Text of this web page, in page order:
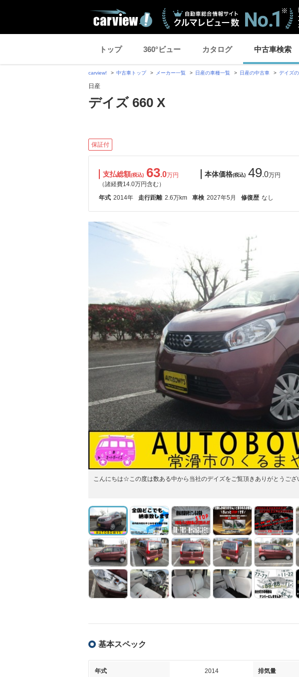
トップ 360°ビュー カタログ 中古車検索
carview! 中古車トップ メーカー一覧 日産の車種一覧 日産の中古車 デイズ
日産
デイズ 660 X
保証付
支払総額(税込) 63.0万円
（諸経費14.0万円含む）
本体価格(税込) 49.0万円
年式 2014年 走行距離 2.6万km 車検 2027年5月 修復歴 なし
こんにちは☆この度は数ある中から当社のデイズをご覧頂きありがとうござ
基本スペック
年式 2014 排気量